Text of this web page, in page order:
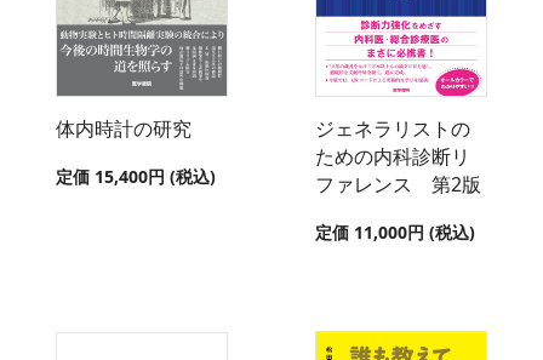
体内時計の研究
定価 15,400円 (税込)
ジェネラリストの
ための内科診断リ
ファレンス 第2版
定価 11,000円 (税込)